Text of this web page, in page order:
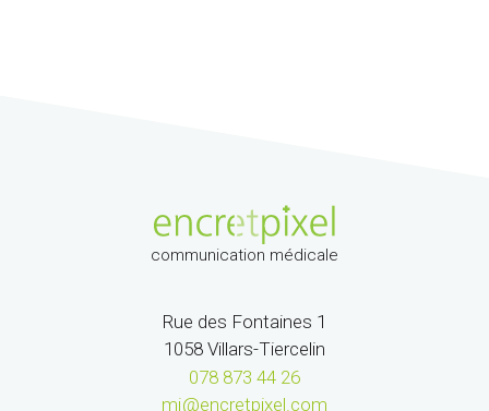
communication médicale
Rue des Fontaines 1
1058 Villars-Tiercelin
078 873 44 26
mj@encretpixel.com